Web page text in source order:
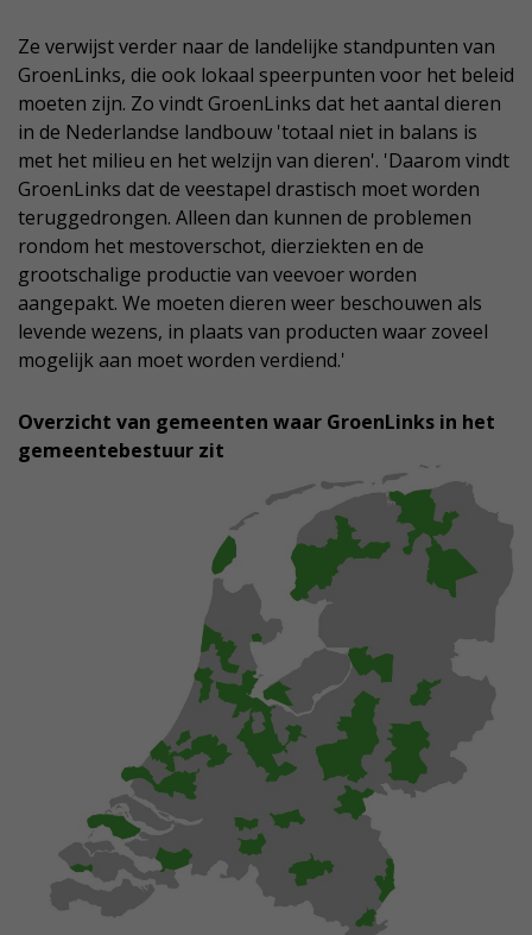
Ze verwijst verder naar de landelijke standpunten van
GroenLinks, die ook lokaal speerpunten voor het beleid
moeten zijn. Zo vindt GroenLinks dat het aantal dieren
in de Nederlandse landbouw 'totaal niet in balans is
met het milieu en het welzijn van dieren'. 'Daarom vindt
GroenLinks dat de veestapel drastisch moet worden
teruggedrongen. Alleen dan kunnen de problemen
rondom het mestoverschot, dierziekten en de
grootschalige productie van veevoer worden
aangepakt. We moeten dieren weer beschouwen als
levende wezens, in plaats van producten waar zoveel
mogelijk aan moet worden verdiend.'
Overzicht van gemeenten waar GroenLinks in het
gemeentebestuur zit